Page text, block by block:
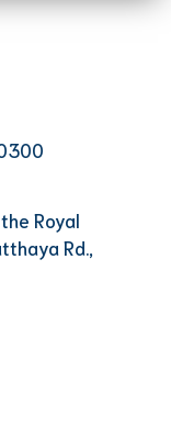
Royal
Rd.,